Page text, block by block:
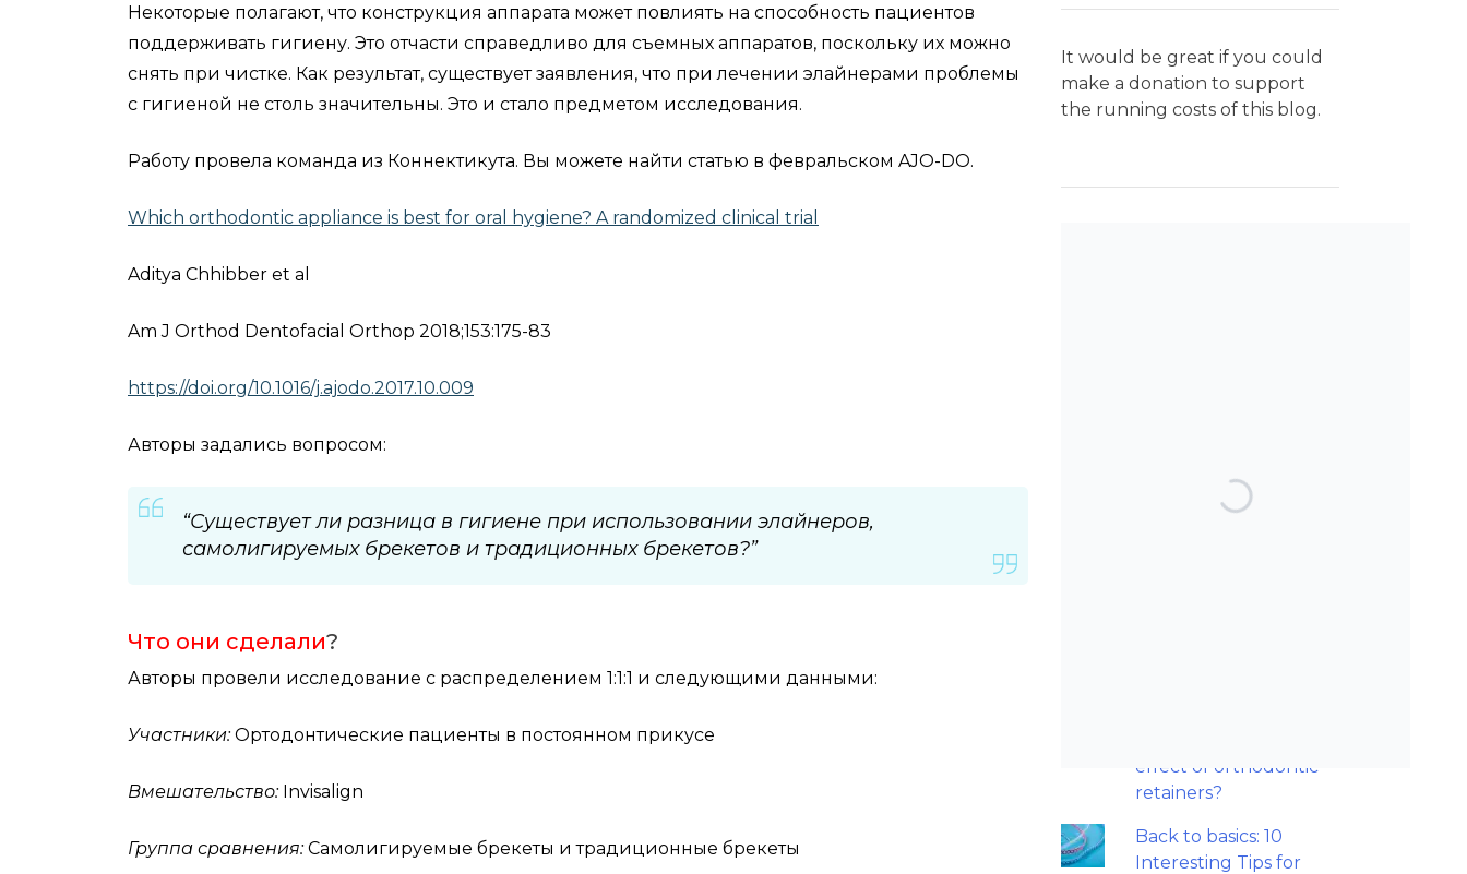
Некоторые полагают, что конструкция аппарата может повлиять на способность пациентов
поддерживать гигиену. Это отчасти справедливо для съемных аппаратов, поскольку их можно
снять при чистке. Как результат, существует заявления, что при лечении элайнерами проблемы
с гигиеной не столь значительны. Это и стало предметом исследования.
Работу провела команда из Коннектикута. Вы можете найти статью в февральском AJO-DO.
Which orthodontic appliance is best for oral hygiene? A randomized clinical trial
Aditya Chhibber et al
Am J Orthod Dentofacial Orthop 2018;153:175-83
https://doi.org/10.1016/j.ajodo.2017.10.009
Авторы задались вопросом:
“Существует ли разница в гигиене при использовании элайнеров,
самолигируемых брекетов и традиционных брекетов?”
Что они сделали?
Авторы провели исследование с распределением 1:1:1 и следующими данными:
Участники:Ортодонтические пациенты в постоянном прикусе
Вмешательство:Invisalign
Группа сравнения:Самолигируемые брекеты и традиционные брекеты
It would be great if you could
make a donation to support
the running costs of this blog.
TOP POSTS & PAGES
effect of orthodontic
retainers?
Back to basics: 10
Interesting Tips for